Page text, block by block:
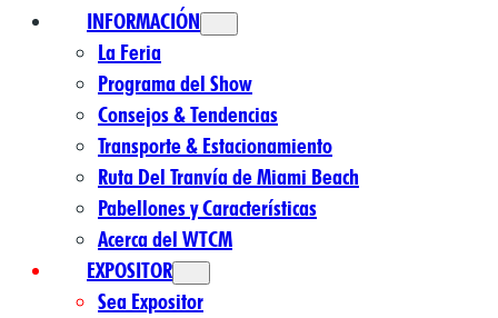
INFORMACIÓN
La Feria
Programa del Show
Consejos & Tendencias
Transporte & Estacionamiento
Ruta Del Tranvía de Miami Beach
Pabellones y Características
Acerca del WTCM
EXPOSITOR
Sea Expositor